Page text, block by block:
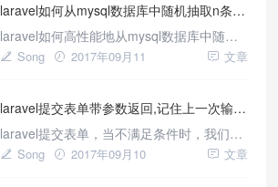
时表.这样会影响性能.在一些情况下,MySQL
可以使用索引优化D
laravel如何从mysql数据库中随机抽取n条数据（高性能）
laravel如何高性能地从mysql数据库中随机
获取n条数据，有时候我们常常会需要从数
100个用户；这样我们就需要随机从数据库
获取数据。 一、使用原生SQL从数据库获取
100条数据 从Mysql
Song 2017年09月11 文章
laravel提交表单带参数返回,记住上一次输入,return back()->withInput()
laravel提交表单，当不满足条件时，我们常
常需要记住原来输入的值，同时提示用户是
Song 2017年09月10 文章